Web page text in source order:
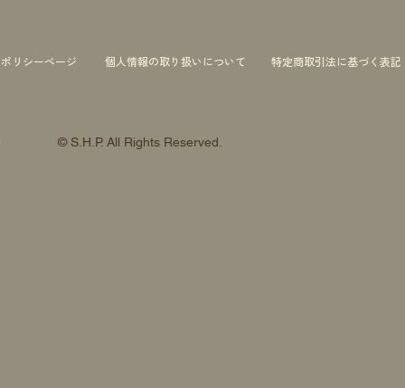
リシーページ 個人情報の取り扱いについて 特定商取引法に基づく表記
© S.H.P. All Rights Reserved.